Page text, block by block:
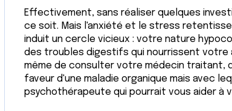
Effectivement, sans réaliser quelques
ce soit. Mais l'anxiété et le stress
induit un cercle vicieux : votre nature
des troubles digestifs qui nourrissent
même de consulter votre médecin traitant,
faveur d'une maladie organique mais avec
psychothérapeute qui pourrait vous aider à